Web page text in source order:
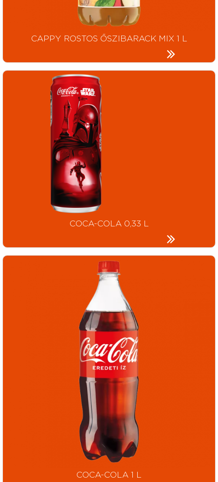
CAPPY ROSTOS ŐSZIBARACK MIX 1 L
COCA-COLA 0,33 L
COCA-COLA 1 L